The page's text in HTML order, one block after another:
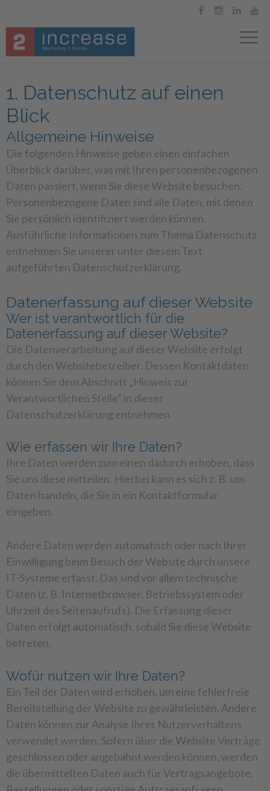
   
1. Datenschutz auf einen
Blick
Allgemeine Hinweise
Die folgenden Hinweise geben einen einfachen
Überblick darüber, was mit Ihren personenbezogenen
Daten passiert, wenn Sie diese Website besuchen.
Personenbezogene Daten sind alle Daten, mit denen
Sie persönlich identifiziert werden können.
Ausführliche Informationen zum Thema Datenschutz
entnehmen Sie unserer unter diesem Text
aufgeführten Datenschutzerklärung.
Datenerfassung auf dieser Website
Wer ist verantwortlich für die
Datenerfassung auf dieser Website?
Die Datenverarbeitung auf dieser Website erfolgt
durch den Websitebetreiber. Dessen Kontaktdaten
können Sie dem Abschnitt „Hinweis zur
Verantwortlichen Stelle“ in dieser
Datenschutzerklärung entnehmen.
Wie erfassen wir Ihre Daten?
Ihre Daten werden zum einen dadurch erhoben, dass
Sie uns diese mitteilen. Hierbei kann es sich z. B. um
Daten handeln, die Sie in ein Kontaktformular
eingeben.
Andere Daten werden automatisch oder nach Ihrer
Einwilligung beim Besuch der Website durch unsere
IT-Systeme erfasst. Das sind vor allem technische
Daten (z. B. Internetbrowser, Betriebssystem oder
Uhrzeit des Seitenaufrufs). Die Erfassung dieser
Daten erfolgt automatisch, sobald Sie diese Website
betreten.
Wofür nutzen wir Ihre Daten?
Ein Teil der Daten wird erhoben, um eine fehlerfreie
Bereitstellung der Website zu gewährleisten. Andere
Daten können zur Analyse Ihres Nutzerverhaltens
verwendet werden. Sofern über die Website Verträge
geschlossen oder angebahnt werden können, werden
die übermittelten Daten auch für Vertragsangebote,